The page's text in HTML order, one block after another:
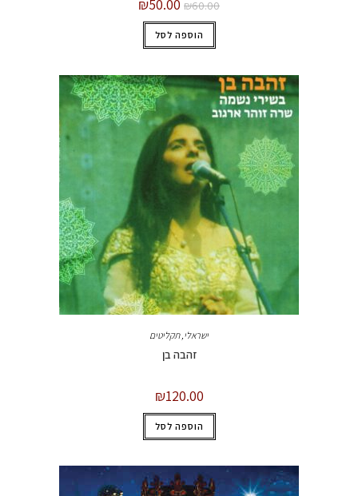
₪60.00
₪50.00
הוספה לסל
ישראלי ,תקליטים
זהבה בן
₪120.00
הוספה לסל